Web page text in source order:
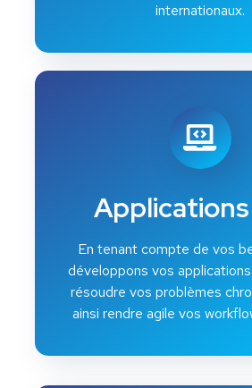
internationaux.
En tenant compte de vos
développons vos
résoudre vos problèmes
ainsi rendre agile vos